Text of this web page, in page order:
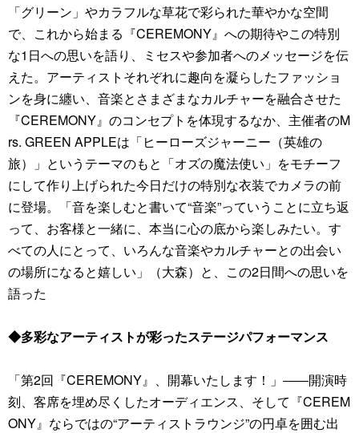
「グリーン」やカラフルな草花で彩られた華やかな空間
で、これから始まる『CEREMONY』への期待やこの特別
な1日への思いを語り、ミセスや参加者へのメッセージを伝
えた。アーティストそれぞれに趣向を凝らしたファッショ
ンを身に纏い、音楽とさまざまなカルチャーを融合させた
『CEREMONY』のコンセプトを体現するなか、主催者のM
rs. GREEN APPLEは「ヒーローズジャーニー（英雄の
旅）」というテーマのもと「オズの魔法使い」をモチーフ
にして作り上げられた今日だけの特別な衣装でカメラの前
に登場。「音を楽しむと書いて“音楽”っていうことに立ち返
って、お客様と一緒に、本当に心の底から楽しみたい。す
べての人にとって、いろんな音楽やカルチャーとの出会い
の場所になると嬉しい」（大森）と、この2日間への思いを
語った
◆多彩なアーティストが彩ったステージパフォーマンス
「第2回『CEREMONY』、開幕いたします！」――開演時
刻、客席を埋め尽くしたオーディエンス、そして『CEREM
ONY』ならではの“アーティストラウンジ”の円卓を囲む出